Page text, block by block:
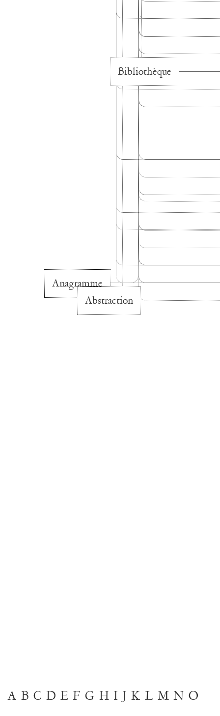
Anagramme
Abstraction
Bibliothèque
A B C D E F G H I J K L M N O